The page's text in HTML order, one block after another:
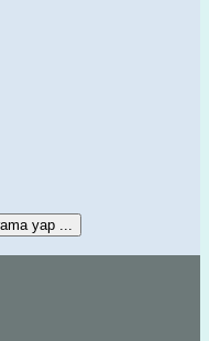
yap ...